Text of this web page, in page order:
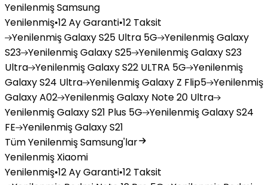
Yenilenmiş Samsung
Yenilenmiş•12 Ay Garanti•12 Taksit
YenilenmişGalaxy S25 Ultra 5G YenilenmişGalaxy
S23 YenilenmişGalaxy S25 YenilenmişGalaxy S23
Ultra YenilenmişGalaxy S22 ULTRA 5G Yenilenmiş
Galaxy S24 Ultra YenilenmişGalaxy Z Flip5 Yenilenmiş
Galaxy A02 YenilenmişGalaxy Note 20 Ultra
YenilenmişGalaxy S21 Plus 5G YenilenmişGalaxy S24
FE YenilenmişGalaxy S21
Tüm Yenilenmiş Samsung'lar
Yenilenmiş Xiaomi
Yenilenmiş•12 Ay Garanti•12 Taksit